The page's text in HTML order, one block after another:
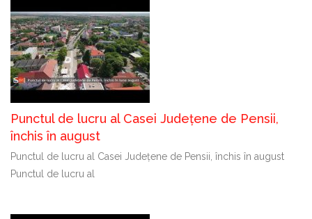
Punctul de lucru al Casei Județene de Pensii,
închis în august
Punctul de lucru al Casei Județene de Pensii, închis în august
Punctul de lucru al